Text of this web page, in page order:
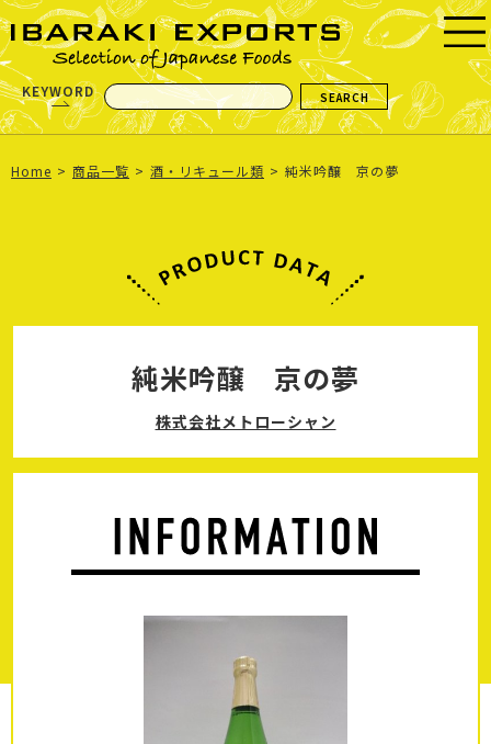
KEYWORD
Home 商品一覧 酒・リキュール類 純米吟醸 京の夢
純米吟醸 京の夢
株式会社メトローシャン